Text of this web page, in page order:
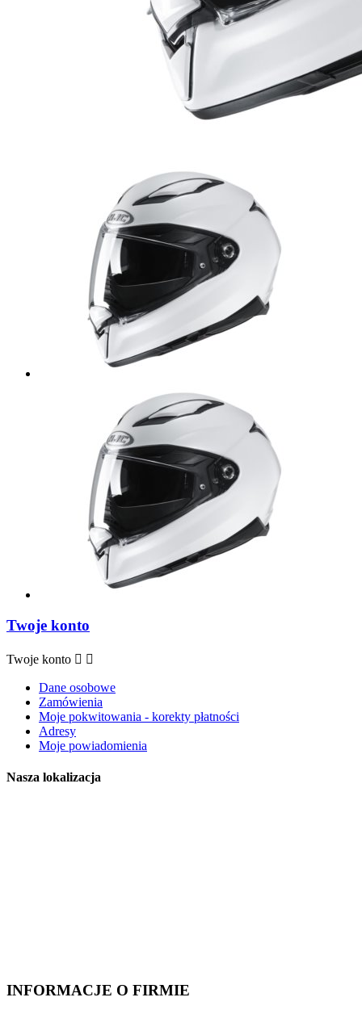
Twoje konto
Twoje konto  
Dane osobowe
Zamówienia
Moje pokwitowania - korekty płatności
Adresy
Moje powiadomienia
Nasza lokalizacja
INFORMACJE O FIRMIE